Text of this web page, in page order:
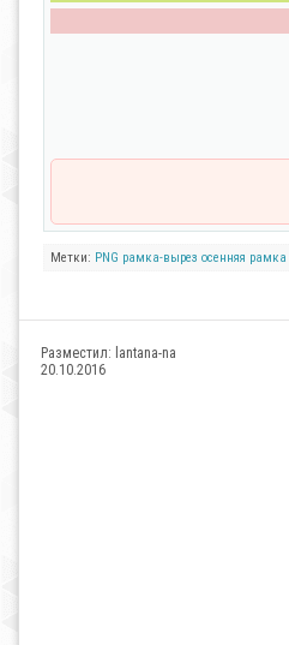
Метки: PNG рамка-вырез осенняя рамка
Разместил: lantana-na
20.10.2016